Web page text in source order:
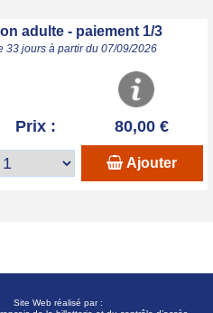
adulte - paiement 1/3
33 jours à partir du 07/09/2026
Prix : 80,00 €
Ajouter
Site Web réalisé par :